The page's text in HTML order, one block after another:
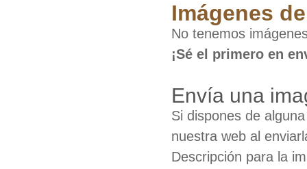
Imágenes
No tenemos
¡Sé el primero en
Envía una
Si dispones de
nuestra web al
Descripción para la